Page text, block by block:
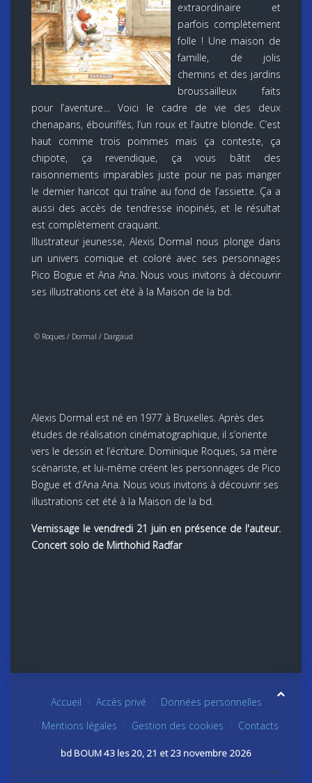
extraordinaire et
parfois complètement
folle ! Une maison de
famille, de jolis
chemins et des jardins
broussailleux faits
pour l’aventure… Voici le cadre de vie des deux
chenapans, ébouriffés, l’un roux et l’autre blonde. C’est
haut comme trois pommes mais ça conteste, ça
chipote, ça revendique, ça vous bâtit des
raisonnements imparables juste pour ne pas manger
le dernier haricot qui traîne au fond de l’assiette. Ça a
aussi des accès de tendresse inopinés, et le résultat
est complètement craquant.
Illustrateur jeunesse, Alexis Dormal nous plonge dans
un univers comique et coloré avec ses personnages
Pico Bogue et Ana Ana. Nous vous invitons à découvrir
ses illustrations cet été à la Maison de la bd.
© Roques / Dormal / Dargaud
Alexis Dormal est né en 1977 à Bruxelles. Après des
études de réalisation cinématographique, il s’oriente
vers le dessin et l’écriture. Dominique Roques, sa mère
scénariste, et lui-même créent les personnages de Pico
Bogue et d’Ana Ana. Nous vous invitons à découvrir ses
illustrations cet été à la Maison de la bd.
Vernissage le vendredi 21 juin en présence de l'auteur.
Concert solo de Mirthohid Radfar
Accueil Accès privé
Données personnelles
Mentions légales
Gestion des cookies Contacts
bd BOUM 43 les 20, 21 et 23 novembre 2026